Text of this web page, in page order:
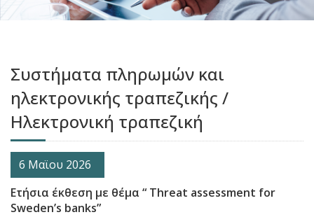
Συστήματα πληρωμών και
ηλεκτρονικής τραπεζικής /
Ηλεκτρονική τραπεζική
6 Μαϊου 2026
Ετήσια έκθεση με θέμα “ Threat assessment for
Sweden’s banks”